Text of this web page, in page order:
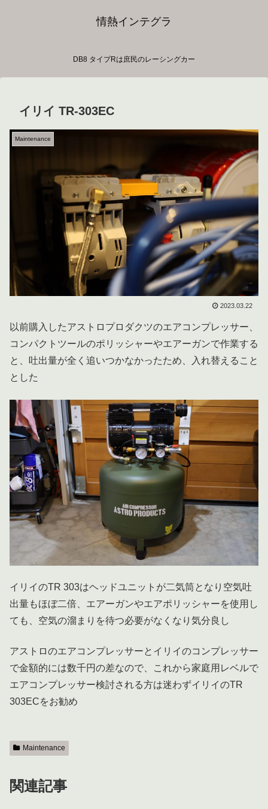
情熱インテグラ
DB8 タイプRは庶民のレーシングカー
イリイ TR-303EC
Maintenance
2023.03.22
以前購入したアストロプロダクツのエアコンプレッサー、
コンパクトツールのポリッシャーやエアーガンで作業する
と、吐出量が全く追いつかなかったため、入れ替えること
とした
イリイのTR 303はヘッドユニットが二気筒となり空気吐
出量もほぼ二倍、エアーガンやエアポリッシャーを使用し
ても、空気の溜まりを待つ必要がなくなり気分良し
アストロのエアコンプレッサーとイリイのコンプレッサー
で金額的には数千円の差なので、これから家庭用レベルで
エアコンプレッサー検討される方は迷わずイリイのTR
303ECをお勧め
Maintenance
関連記事